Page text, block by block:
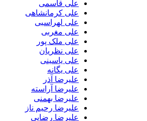
علی قاسمی
علی کرمانشاهی
علی لهراسبی
علی مغربی
علی ملک پور
علی نظریان
علی یاسینی
علی یگانه
علیرضا آذر
علیرضا آراسته
علیرضا بهمنی
علیرضا رحیم ناز
علیرضا رضایی